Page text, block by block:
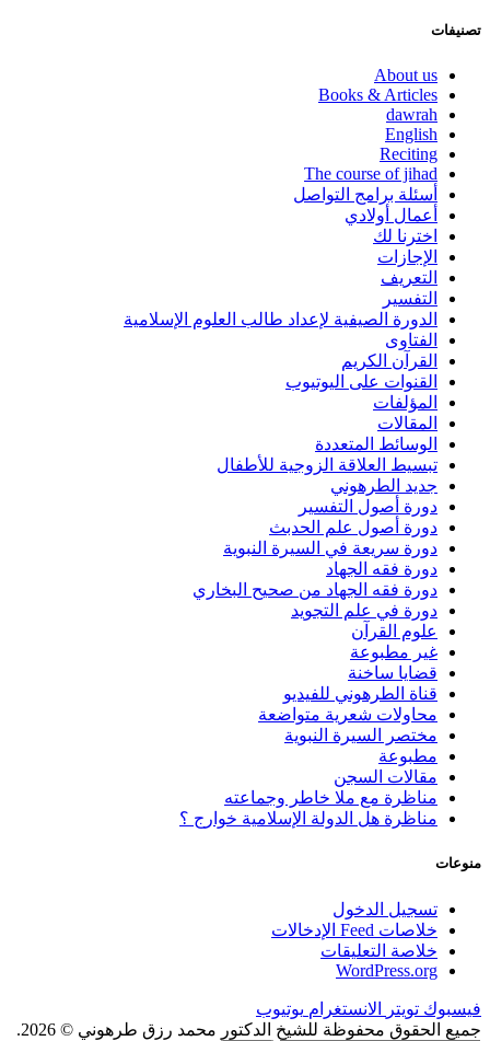
تصنيفات
About us
Books & Articles
dawrah
English
Reciting
The course of jihad
أسئلة برامج التواصل
أعمال أولادي
اخترنا لك
الإجازات
التعريف
التفسير
الدورة الصيفية لإعداد طالب العلوم الإسلامية
الفتاوى
القرآن الكريم
القنوات على اليوتيوب
المؤلفات
المقالات
الوسائط المتعددة
تبسيط العلاقة الزوجية للأطفال
جديد الطرهوني
دورة أصول التفسير
دورة أصول علم الحدبث
دورة سريعة في السيرة النبوية
دورة فقه الجهاد
دورة فقه الجهاد من صحيح البخاري
دورة في علم التجويد
علوم القرآن
غير مطبوعة
قضايا ساخنة
قناة الطرهوني للفيديو
محاولات شعرية متواضعة
مختصر السيرة النبوية
مطبوعة
مقالات السجن
مناظرة مع ملا خاطر وجماعته
مناظرة هل الدولة الإسلامية خوارج ؟
منوعات
تسجيل الدخول
خلاصات Feed الإدخالات
خلاصة التعليقات
WordPress.org
فيسبوك تويتر الانستغرام يوتيوب
جميع الحقوق محفوظة للشيخ الدكتور محمد رزق طرهوني © 2026.